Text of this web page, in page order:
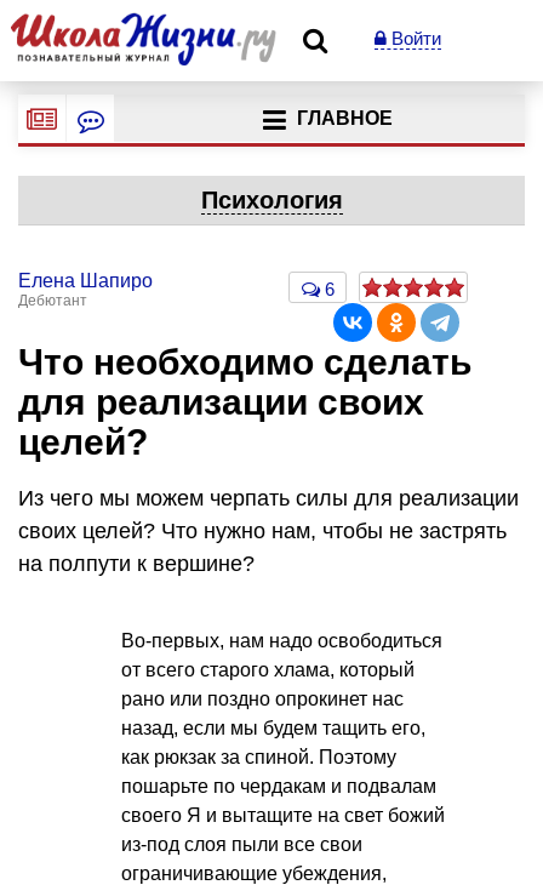
Войти
ГЛАВНОЕ
Психология
Елена Шапиро
Дебютант
6
Что необходимо сделать
для реализации своих
целей?
Из чего мы можем черпать силы для реализации
своих целей? Что нужно нам, чтобы не застрять
на полпути к вершине?
Во-первых, нам надо освободиться
от всего старого хлама, который
рано или поздно опрокинет нас
назад, если мы будем тащить его,
как рюкзак за спиной. Поэтому
пошарьте по чердакам и подвалам
своего Я и вытащите на свет божий
из-под слоя пыли все свои
ограничивающие убеждения,